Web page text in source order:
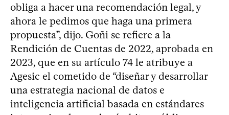
obliga a hacer una recomendación legal, y
ahora le pedimos que haga una primera
propuesta”, dijo. Goñi se refiere a la
Rendición de Cuentas de 2022, aprobada en
2023, que en su artículo 74 le atribuye a
Agesic el cometido de “diseñar y desarrollar
una estrategia nacional de datos e
inteligencia artificial basada en estándares